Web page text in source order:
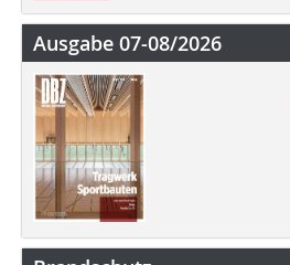
Ausgabe 07-08/2026